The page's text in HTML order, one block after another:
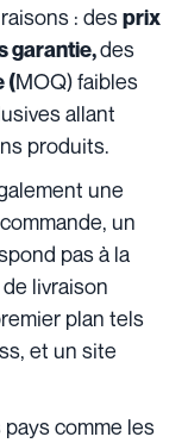
: desprix
garantie,des
(MOQ) faibles
allant
produits.
une
un
pas à la
livraison
plan tels
et un site
comme les